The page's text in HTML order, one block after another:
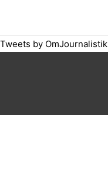
indholdet
Tweets by OmJournalistik